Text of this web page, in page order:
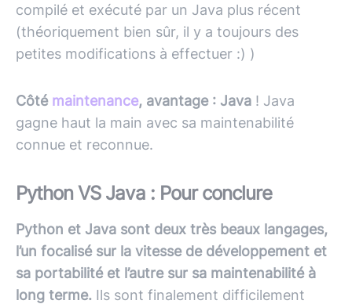
compilé et exécuté par un Java plus récent
(théoriquement bien sûr, il y a toujours des
petites modifications à effectuer :) )
Côté maintenance, avantage : Java ! Java
gagne haut la main avec sa maintenabilité
connue et reconnue.
Python VS Java : Pour conclure
Python et Java sont deux très beaux langages,
l’un focalisé sur la vitesse de développement et
sa portabilité et l’autre sur sa maintenabilité à
long terme. Ils sont finalement difficilement